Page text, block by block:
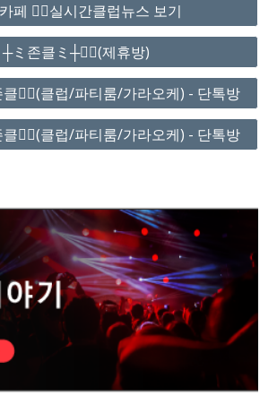
페 ❤️‍🔥실시간클럽뉴스 보기
┼ミ존클ミ┼❤️‍🔥(제휴방)
❤️‍🔥(클럽/파티룸/가라오케) - 단톡방
❤️‍🔥(클럽/파티룸/가라오케) - 단톡방